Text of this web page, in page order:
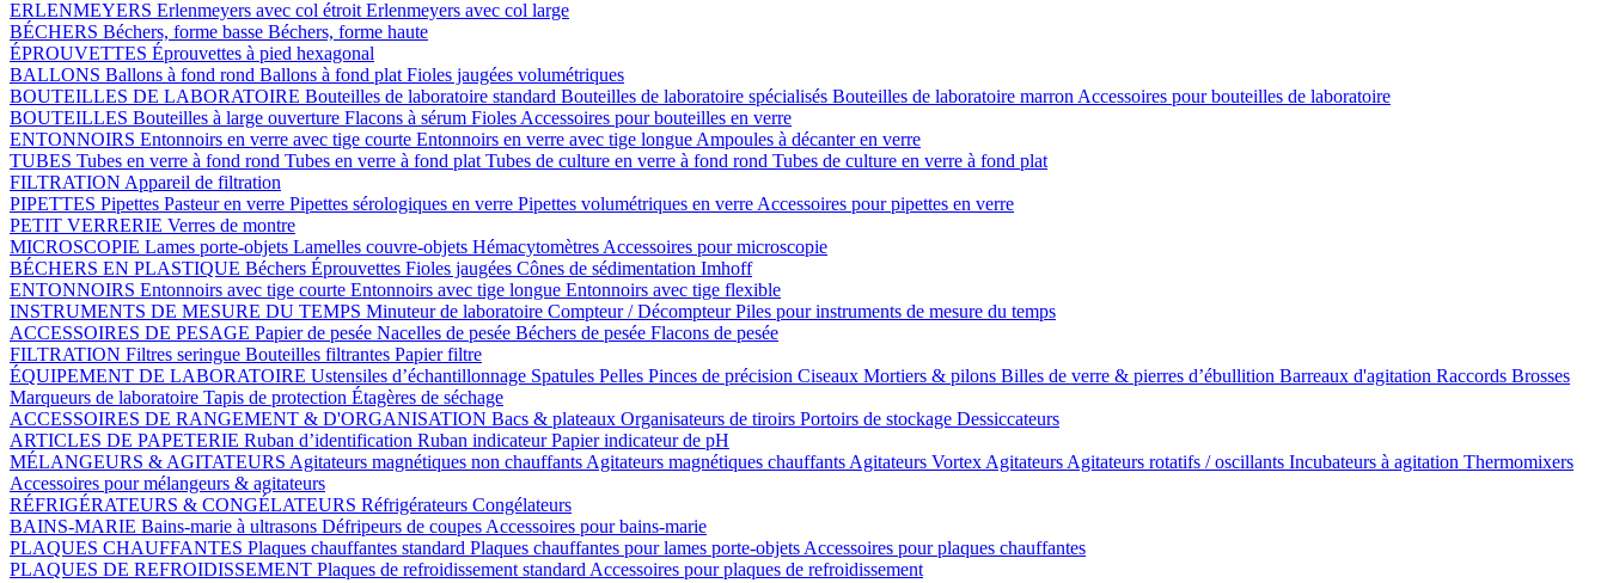
ERLENMEYERS Erlenmeyers avec col étroit Erlenmeyers avec col large
BÉCHERS Béchers, forme basse Béchers, forme haute
ÉPROUVETTES Éprouvettes à pied hexagonal
BALLONS Ballons à fond rond Ballons à fond plat Fioles jaugées volumétriques
BOUTEILLES DE LABORATOIRE Bouteilles de laboratoire standard Bouteilles de laboratoire spécialisés Bouteilles de laboratoire marron Accessoires pour bouteilles de laboratoire
BOUTEILLES Bouteilles à large ouverture Flacons à sérum Fioles Accessoires pour bouteilles en verre
ENTONNOIRS Entonnoirs en verre avec tige courte Entonnoirs en verre avec tige longue Ampoules à décanter en verre
TUBES Tubes en verre à fond rond Tubes en verre à fond plat Tubes de culture en verre à fond rond Tubes de culture en verre à fond plat
FILTRATION Appareil de filtration
PIPETTES Pipettes Pasteur en verre Pipettes sérologiques en verre Pipettes volumétriques en verre Accessoires pour pipettes en verre
PETIT VERRERIE Verres de montre
MICROSCOPIE Lames porte-objets Lamelles couvre-objets Hémacytomètres Accessoires pour microscopie
BÉCHERS EN PLASTIQUE Béchers Éprouvettes Fioles jaugées Cônes de sédimentation Imhoff
ENTONNOIRS Entonnoirs avec tige courte Entonnoirs avec tige longue Entonnoirs avec tige flexible
INSTRUMENTS DE MESURE DU TEMPS Minuteur de laboratoire Compteur / DécompteurPiles pour instruments de mesure du temps
ACCESSOIRES DE PESAGE Papier de pesée Nacelles de pesée Béchers de pesée Flacons de pesée
FILTRATION Filtres seringue Bouteilles filtrantes Papier filtre
ÉQUIPEMENT DE LABORATOIRE Ustensiles d’échantillonnage Spatules Pelles Pinces de précision Ciseaux Mortiers & pilons Billes de verre & pierres d’ébullition Barreaux d'agitation Raccords Brosses
Marqueurs de laboratoire Tapis de protection Étagères de séchage
ACCESSOIRES DE RANGEMENT & D'ORGANISATION Bacs & plateaux Organisateurs de tiroirs Portoirs de stockage Dessiccateurs
ARTICLES DE PAPETERIE Ruban d’identification Ruban indicateurPapier indicateur de pH
MÉLANGEURS & AGITATEURS Agitateurs magnétiques non chauffants Agitateurs magnétiques chauffants Agitateurs Vortex Agitateurs Agitateurs rotatifs / oscillants Incubateurs à agitation Thermomixers
Accessoires pour mélangeurs & agitateurs
RÉFRIGÉRATEURS & CONGÉLATEURS Réfrigérateurs Congélateurs
BAINS-MARIE Bains-marie à ultrasons Défripeurs de coupes Accessoires pour bains-marie
PLAQUES CHAUFFANTES Plaques chauffantes standard Plaques chauffantes pour lames porte-objets Accessoires pour plaques chauffantes
PLAQUES DE REFROIDISSEMENT Plaques de refroidissement standard Accessoires pour plaques de refroidissement